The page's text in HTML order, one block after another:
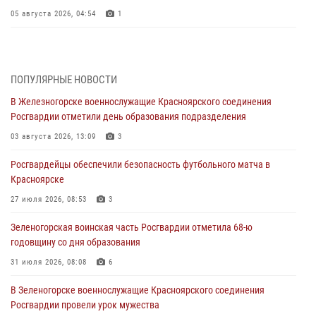
05 августа 2026, 04:54 1
05 августа 2026, 04:52 1
В Красноярске сотрудники вневедомственной охраны Росгвардии
задержали подозреваемого в серии краж из гипермаркета
04 августа 2026, 09:57
Сотрудники Росгвардии обеспечили общественный порядок во
время проведения экстремального заплыва в Дудинке
04 августа 2026, 08:36
В Красноярске сотрудники Росгвардии задержали подозреваемого
в серии краж из супермаркета
04 августа 2026, 06:50
Военнослужащие Красноярского соединения Росгвардии
познакомили отдыхающих детей с тонкостями РХБ защиты
ПОПУЛЯРНЫЕ НОВОСТИ
В Железногорске военнослужащие Красноярского соединения
Росгвардии отметили день образования подразделения
03 августа 2026, 13:09 3
Росгвардейцы обеспечили безопасность футбольного матча в
Красноярске
27 июля 2026, 08:53 3
Зеленогорская воинская часть Росгвардии отметила 68-ю
годовщину со дня образования
31 июля 2026, 08:08 6
В Зеленогорске военнослужащие Красноярского соединения
Росгвардии провели урок мужества